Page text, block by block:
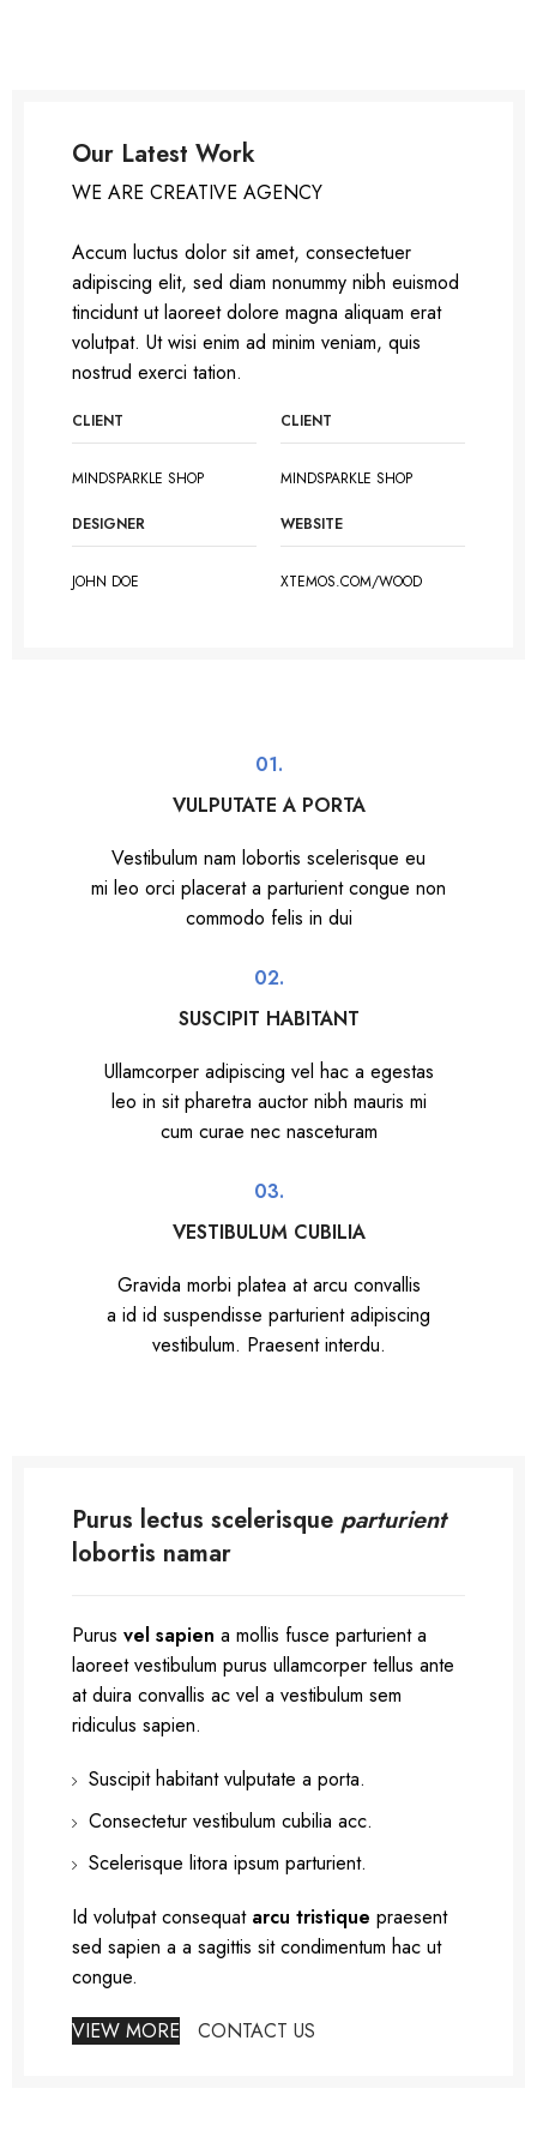
Our Latest Work
WE ARE CREATIVE AGENCY
Accum luctus dolor sit amet, consectetuer
adipiscing elit, sed diam nonummy nibh euismod
tincidunt ut laoreet dolore magna aliquam erat
volutpat. Ut wisi enim ad minim veniam, quis
nostrud exerci tation.
CLIENT
MINDSPARKLE SHOP
CLIENT
MINDSPARKLE SHOP
DESIGNER
JOHN DOE
WEBSITE
XTEMOS.COM/WOOD
01.
VULPUTATE A PORTA
Vestibulum nam lobortis scelerisque eu
mi leo orci placerat a parturient congue non
commodo felis in dui
02.
SUSCIPIT HABITANT
Ullamcorper adipiscing vel hac a egestas
leo in sit pharetra auctor nibh mauris mi
cum curae nec nasceturam
03.
VESTIBULUM CUBILIA
Gravida morbi platea at arcu convallis
a id id suspendisse parturient adipiscing
vestibulum. Praesent interdu.
Purus lectus scelerisque parturient
lobortis namar
Purus vel sapien a mollis fusce parturient a
laoreet vestibulum purus ullamcorper tellus ante
at duira convallis ac vel a vestibulum sem
ridiculus sapien.
Suscipit habitant vulputate a porta.
Consectetur vestibulum cubilia acc.
Scelerisque litora ipsum parturient.
Id volutpat consequat arcu tristique praesent
sed sapien a a sagittis sit condimentum hac ut
congue.
VIEW MORE
CONTACT US